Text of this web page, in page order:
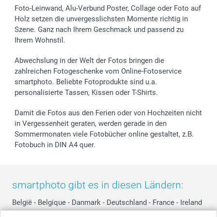
Sticker & Etiketten
Geschenk-Gutscheine (PDF)
Presse
Partnerprogramme
Investor Relations
Widerrufsrecht
Kommunion & Konfirmation
Hochzeit
Geburtstag
Zu allen Anlässen
48h Lieferung
Zahlungsmöglichkeiten
Anmelden /Registrieren
Status der Bestellung
smartfriends
smartgarantie
smartbonus
Foto-Leinwand, Alu-Verbund Poster, Collage oder Foto auf
Holz setzen die unvergesslichsten Momente richtig in
Szene. Ganz nach Ihrem Geschmack und passend zu
Ihrem Wohnstil.
Abwechslung in der Welt der Fotos bringen die
zahlreichen Fotogeschenke vom Online-Fotoservice
smartphoto. Beliebte Fotoprodukte sind u.a.
personalisierte Tassen, Kissen oder T-Shirts.
Damit die Fotos aus den Ferien oder von Hochzeiten nicht
in Vergessenheit geraten, werden gerade in den
Sommermonaten viele Fotobücher online gestaltet, z.B.
Fotobuch in DIN A4 quer.
smartphoto gibt es in diesen Ländern:
België - Belgique - Danmark - Deutschland - France - Ireland